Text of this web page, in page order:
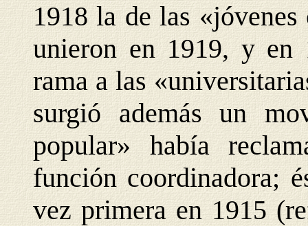
1918 la de las
unieron en 1919, y en
rama a las
surgió además un
popular» había
función coordinadora;
vez primera en 1915